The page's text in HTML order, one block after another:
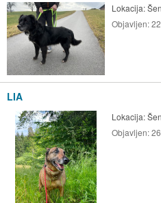
Lokacija:
Objavljen:
LIA
Lokacija:
Objavljen: